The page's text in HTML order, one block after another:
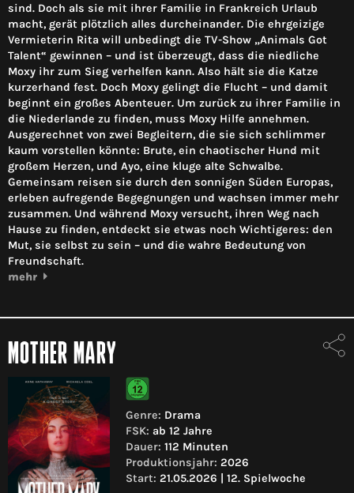
sind. Doch als sie mit ihrer Familie in Frankreich Urlaub
macht, gerät plötzlich alles durcheinander. Die ehrgeizige
Vermieterin Rita will unbedingt die TV-Show „Animals Got
Talent“ gewinnen – und ist überzeugt, dass die niedliche
Moxy ihr zum Sieg verhelfen kann. Also hält sie die Katze
kurzerhand fest. Doch Moxy gelingt die Flucht – und damit
beginnt ein großes Abenteuer. Um zurück zu ihrer Familie in
die Niederlande zu finden, muss Moxy Hilfe annehmen.
Ausgerechnet von zwei Begleitern, die sie sich schlimmer
kaum vorstellen könnte: Brute, ein chaotischer Hund mit
großem Herzen, und Ayo, eine kluge alte Schwalbe.
Gemeinsam reisen sie durch den sonnigen Süden Europas,
erleben aufregende Begegnungen und wachsen immer mehr
zusammen. Und während Moxy versucht, ihren Weg nach
Hause zu finden, entdeckt sie etwas noch Wichtigeres: den
Mut, sie selbst zu sein – und die wahre Bedeutung von
Freundschaft.
mehr
MOTHER MARY
Genre: Drama
FSK: ab 12 Jahre
Dauer: 112 Minuten
Produktionsjahr: 2026
Start: 21.05.2026 | 12. Spielwoche